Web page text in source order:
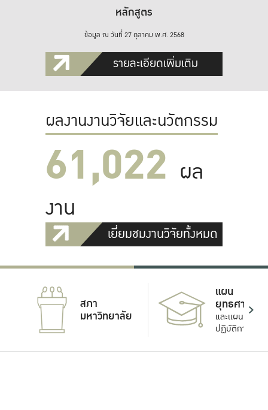
หลักสูตร
ข้อมูล ณ วันที่ 27 ตุลาคม พ.ศ. 2568
รายละเอียดเพิ่มเติม
ผลงานงานวิจัยและนวัตกรรม
61,022 ผล
งาน
เยี่ยมชมงานวิจัยทั้งหมด
สภา
มหาวิทยาลัย
แผน
ยุทธศาสตร์
และแผน
ปฏิบัติการ